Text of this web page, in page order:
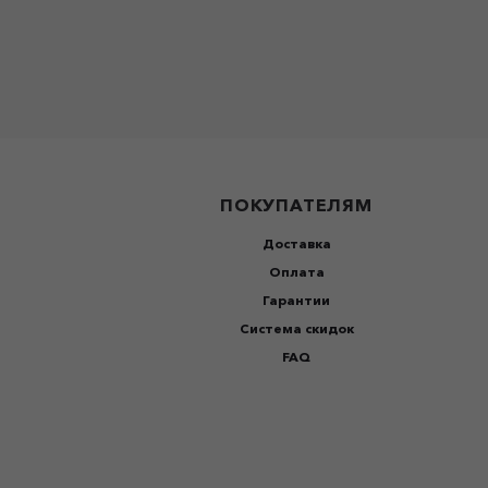
ПОКУПАТЕЛЯМ
Доставка
Оплата
Гарантии
Система скидок
FAQ